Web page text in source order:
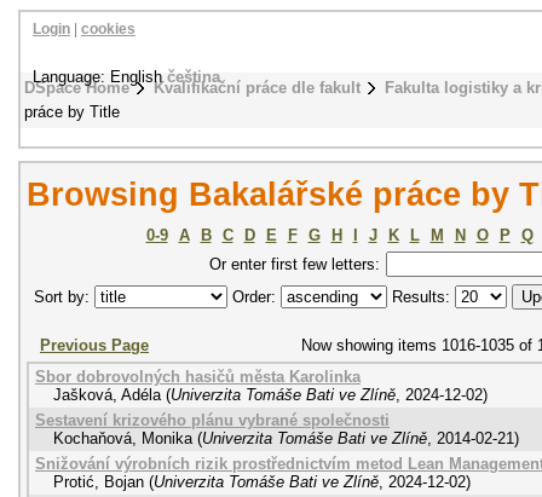
DSpace Home Kvalifikační práce dle fakult
Fakulta logistiky a
práce by Title
Login cookies
Language: Englishčeština
Browsing Bakalářské práce by
0-9 A B C D E F G H J K L M N O P
Q
Or enter first few letters:
Sort by:
Order: Results:
Previous Page
Now showing items 1016-1035 of
Sbor dobrovolných hasičů města Karolinka
Jašková, Adéla (Univerzita Tomáše Bati ve Zlíně, 2024-12-02)
Sestavení krizového plánu vybrané společnosti
Kochaňová, Monika (Univerzita Tomáše Bati ve Zlíně, 2014-02-21)
Snižování výrobních rizik prostřednictvím metod Lean
Protić, Bojan (Univerzita Tomáše Bati ve Zlíně, 2024-12-02)